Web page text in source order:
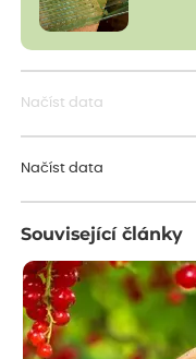
Načíst data
Načíst data
Související články